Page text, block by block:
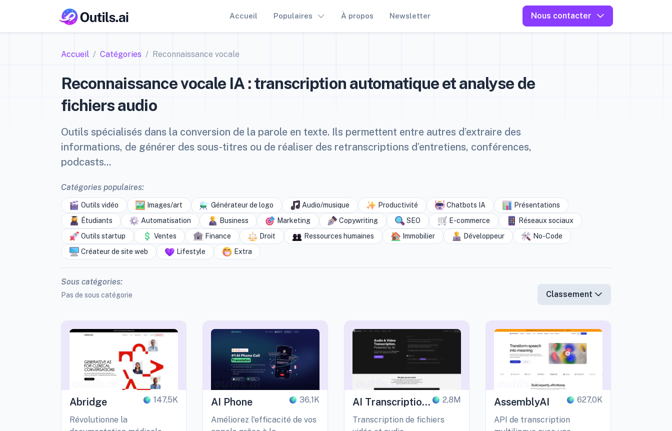
Accueil Populaires À propos Newsletter Nous contacter
Accueil Catégories Reconnaissance vocale
Reconnaissance vocale IA : transcription automatique et analyse de
fichiers audio
Outils spécialisés dans la conversion de la parole en texte. Ils permettent entre autres d’extraire des
informations, de générer des sous-titres ou de réaliser des retranscriptions d’entretiens, conférences,
podcasts...
Catégories populaires:
Outils vidéo Images/art Générateur de logo Audio/musique Productivité Chatbots IA
Présentations
Étudiants
Automatisation Business Marketing Copywriting SEO E-commerce
Réseaux sociaux
Outils startup
Ventes Finance Droit Ressources humaines Immobilier Développeur
No-Code
Créateur de site web
Lifestyle Extra
Sous catégories:
Pas de sous catégorie Classement
Abridge 147,5K
Révolutionne la
AI Phone 36,1K
Améliorez l'efficacité de vos
AI Transcription
by Riverside
2,8M
Transcription de fichiers
AssemblyAI 627,0K
API de transcription